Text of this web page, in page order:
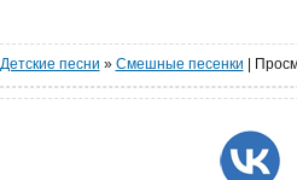
Детские песни » Cмешные песенки |